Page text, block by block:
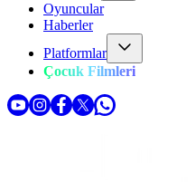
Oyuncular
Haberler
Platformlar
Çocuk Filmleri